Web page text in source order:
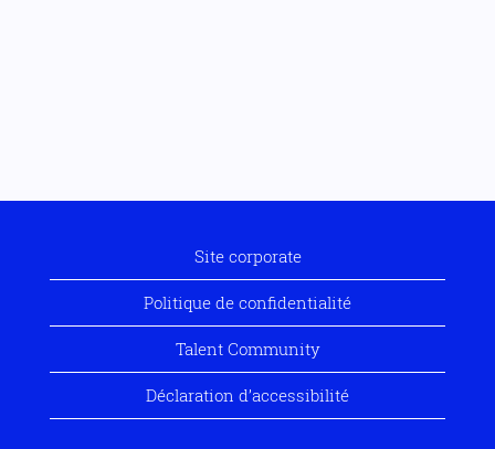
Site corporate
Politique de confidentialité
Talent Community
Déclaration d’accessibilité